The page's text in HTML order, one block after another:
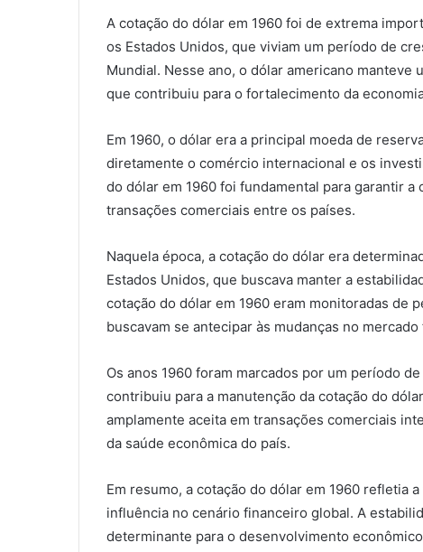
A cotação do dólar em 1960 foi de extrema
os Estados Unidos, que viviam um período de
Mundial. Nesse ano, o dólar americano manteve
que contribuiu para o fortalecimento da
Em 1960, o dólar era a principal moeda de
diretamente o comércio internacional e os
do dólar em 1960 foi fundamental para garantir
transações comerciais entre os países.
Naquela época, a cotação do dólar era
Estados Unidos, que buscava manter a
cotação do dólar em 1960 eram monitoradas de
buscavam se antecipar às mudanças no
Os anos 1960 foram marcados por um período
contribuiu para a manutenção da cotação do
amplamente aceita em transações comerciais
da saúde econômica do país.
Em resumo, a cotação do dólar em 1960 refletia
influência no cenário financeiro global. A
determinante para o desenvolvimento